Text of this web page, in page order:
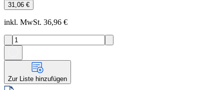
31,06 €
inkl. MwSt. 36,96 €
Zur Liste hinzufügen